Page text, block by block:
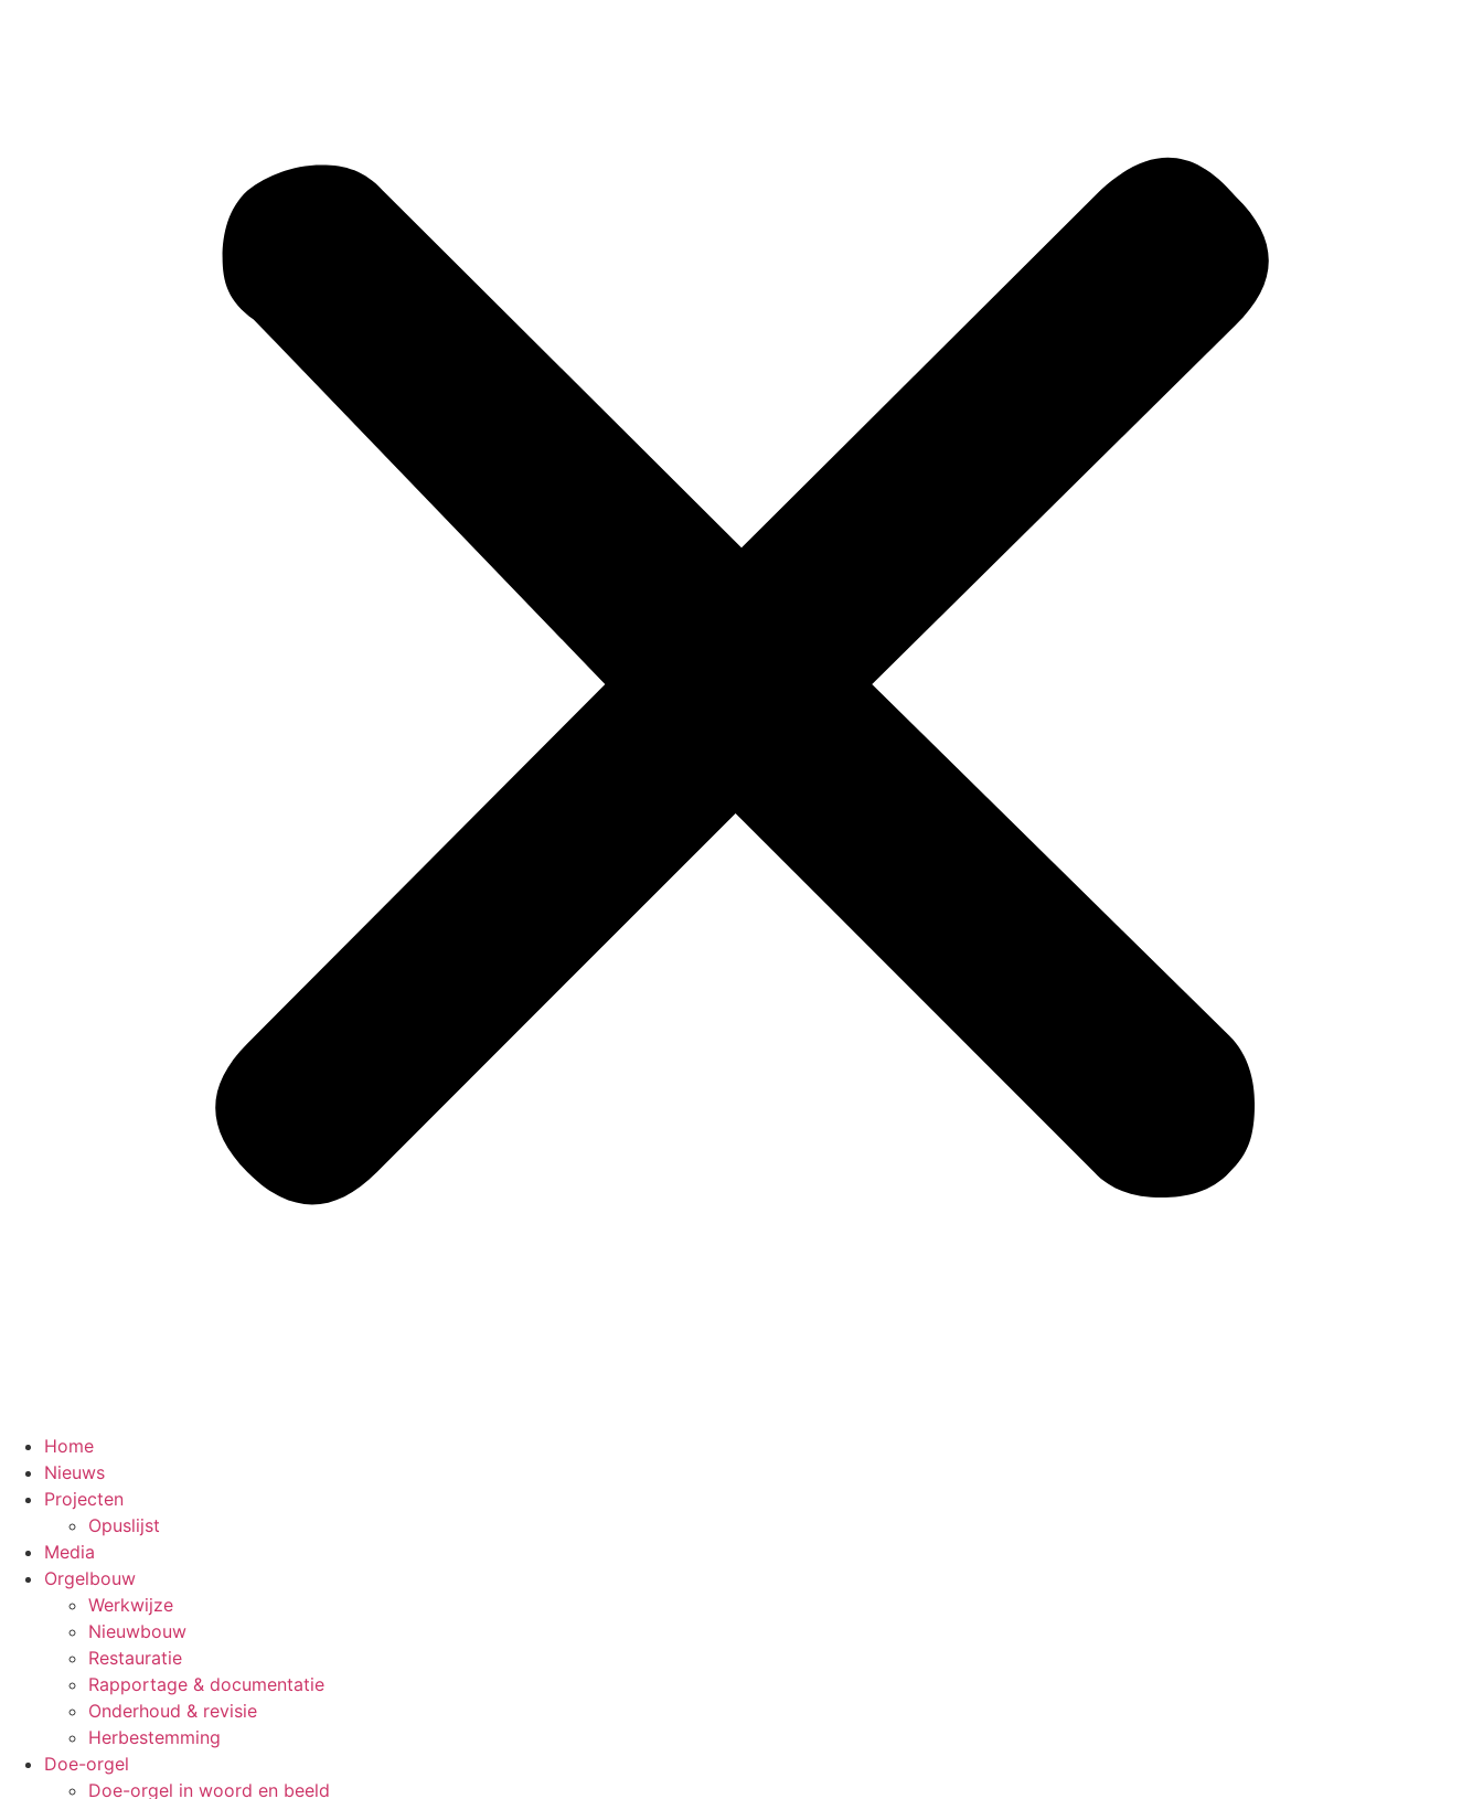
Home
Nieuws
Projecten
Opuslijst
Media
Orgelbouw
Werkwijze
Nieuwbouw
Restauratie
Rapportage & documentatie
Onderhoud & revisie
Herbestemming
Doe-orgel
Doe-orgel in woord en beeld